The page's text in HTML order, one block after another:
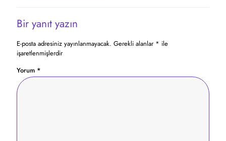
Bir yanıt yazın
E-posta adresiniz yayınlanmayacak. Gerekli alanlar * ile
işaretlenmişlerdir
Yorum *